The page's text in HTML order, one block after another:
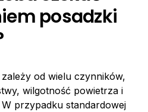
posadzki
od wielu czynników,
wilgotność powietrza i
przypadku standardowej